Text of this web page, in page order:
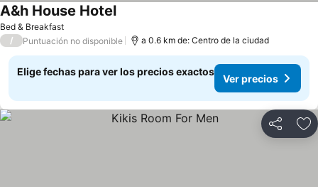
Bed & Breakfast
A&h House Hotel
/ Puntuación no disponible a 0.6 km de: Centro de la ciudad
Elige fechas para ver los precios exactos
Ver precios
Compartir